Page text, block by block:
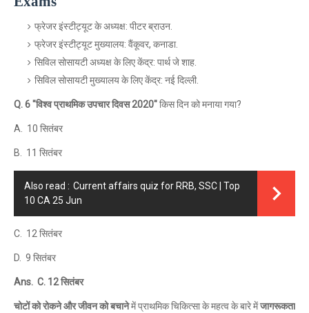
फ्रेजर इंस्टीट्यूट के अध्यक्ष: पीटर ब्राउन.
फ्रेजर इंस्टीट्यूट मुख्यालय: वैंकूवर, कनाडा.
सिविल सोसायटी अध्यक्ष के लिए केंद्र: पार्थ जे शाह.
सिविल सोसायटी मुख्यालय के लिए केंद्र: नई दिल्ली.
Q. 6 "विश्व प्राथमिक उपचार दिवस 2020"किस दिन को मनाया गया?
A. 10 सितंबर
B. 11 सितंबर
Also read : Current affairs quiz for RRB, SSC | Top
10 CA 25 Jun
C. 12 सितंबर
D. 9 सितंबर
Ans. C. 12 सितंबर
चोटों को रोकने और जीवन को बचानेमें प्राथमिक चिकित्सा के महत्व के बारे मेंजागरूकता